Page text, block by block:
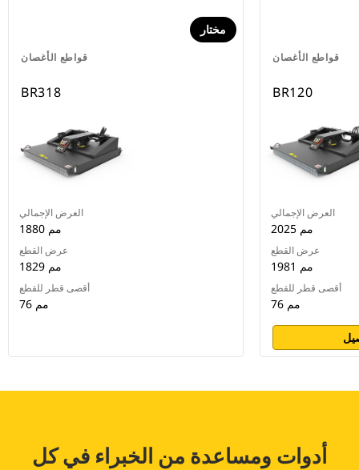
قواطع الأغصان
مختار
BR318
العرض الإجمالي
1880 مم
عرض القطع
1829 مم
أقصى قطر للقطع
76 مم
قواطع الأغصان
BR120
العرض الإجمالي
2025 مم
عرض القطع
1981 مم
أقصى قطر للقطع
76 مم
أدوات ومساعدة من الخبراء في كل